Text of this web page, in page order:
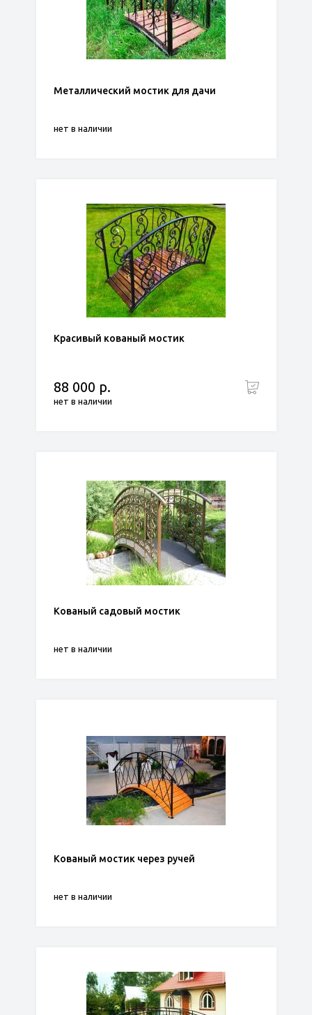
Металлический мостик для дачи
нет в наличии
Красивый кованый мостик
88 000 р.
нет в наличии
Кованый садовый мостик
нет в наличии
Кованый мостик через ручей
нет в наличии